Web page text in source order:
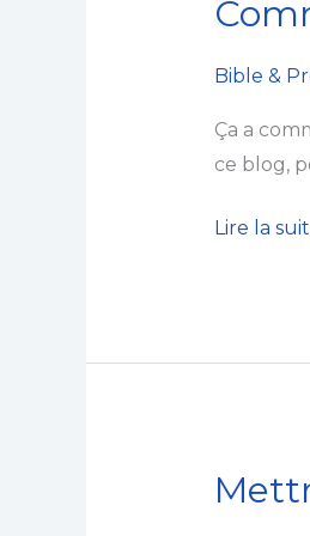
Bible &
Ça a
ce blog,
Comment
a
changé
cœur
Lire la
Mettre